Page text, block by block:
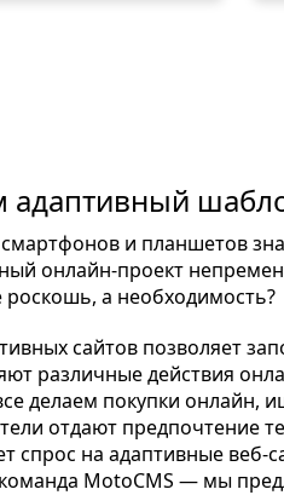
и планшетов
онлайн-проект
а необходимость?
сайтов позволяет
различные действия
делаем покупки
отдают предпочтение
спрос на адаптивные
MotoCMS — мы